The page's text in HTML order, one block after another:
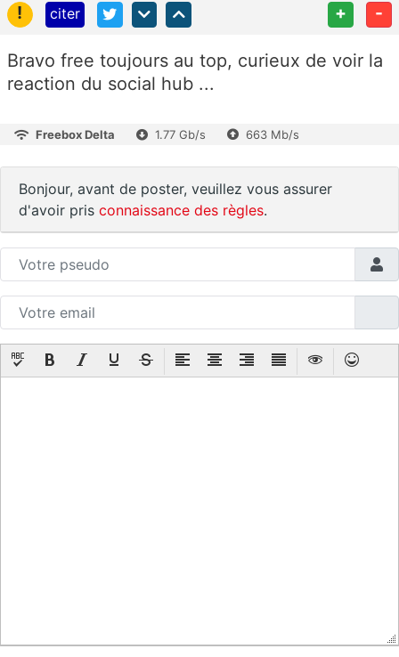
!
citer + -
Bravo free toujours au top, curieux de voir la
reaction du social hub ...
Freebox Delta 1.77 Gb/s 663 Mb/s
Bonjour, avant de poster, veuillez vous assurer
d'avoir pris connaissance des règles.